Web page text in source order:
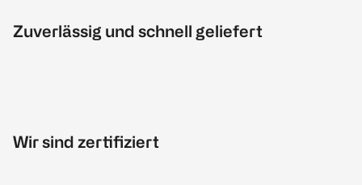
Zuverlässig und schnell geliefert
Wir sind zertifiziert